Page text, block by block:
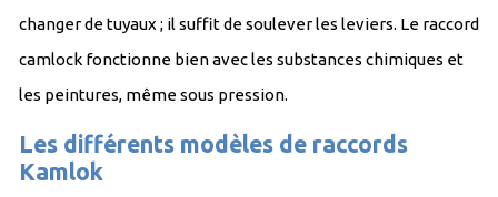
changer de tuyaux ; il suffit de soulever les leviers. Le raccord
camlock fonctionne bien avec les substances chimiques et
les peintures, même sous pression.
Les différents modèles de raccords
Kamlok